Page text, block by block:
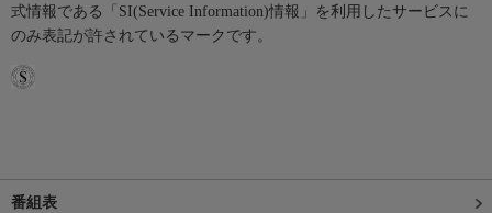
式情報である「SI(Service Information)情報」を利用したサービスに
のみ表記が許されているマークです。
番組表